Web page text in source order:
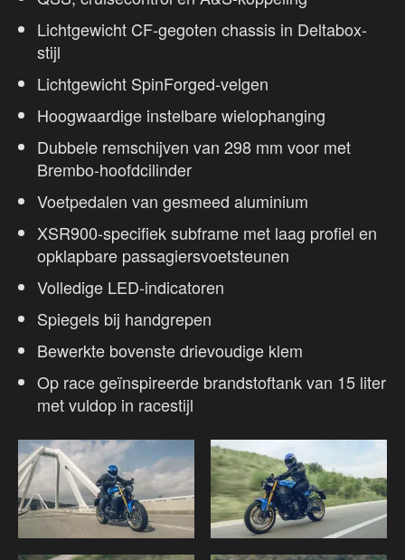
Lichtgewicht CF-gegoten chassis in Deltabox-
stijl
Lichtgewicht SpinForged-velgen
Hoogwaardige instelbare wielophanging
Dubbele remschijven van 298 mm voor met
Brembo-hoofdcilinder
Voetpedalen van gesmeed aluminium
XSR900-specifiek subframe met laag profiel en
opklapbare passagiersvoetsteunen
Volledige LED-indicatoren
Spiegels bij handgrepen
Bewerkte bovenste drievoudige klem
Op race geïnspireerde brandstoftank van 15 liter
met vuldop in racestijl